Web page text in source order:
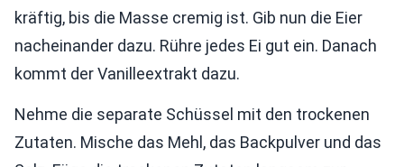
kräftig, bis die Masse cremig ist. Gib nun die Eier
nacheinander dazu. Rühre jedes Ei gut ein. Danach
kommt der Vanilleextrakt dazu.
Nehme die separate Schüssel mit den trockenen
Zutaten. Mische das Mehl, das Backpulver und das